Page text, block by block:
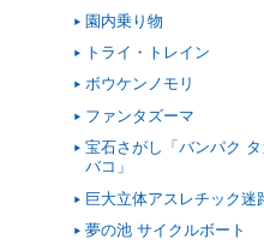
園内乗り物
トライ・トレイン
ボウケンノモリ
ファンタズーマ
宝石さがし「バンパク
バコ」
巨大立体アスレチック迷
夢の池 サイクルボート